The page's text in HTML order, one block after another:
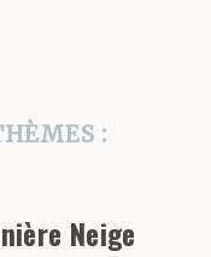
:
Neige